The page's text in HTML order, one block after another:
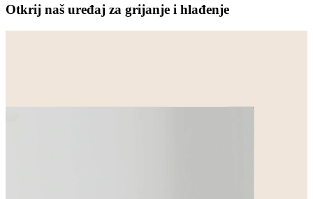
Otkrij naš uređaj za grijanje i hlađenje